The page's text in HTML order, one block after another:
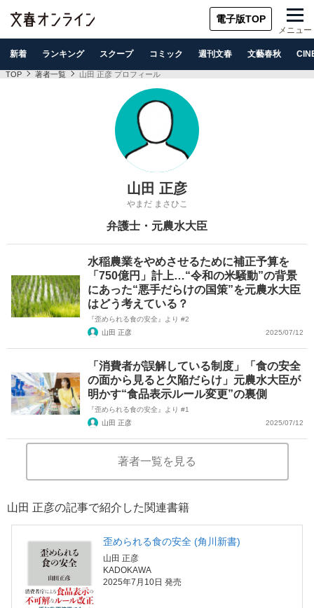
電子版TOP
メニュー
新着 ランキング スクープ コミック 週刊文春 文藝春秋
TOP 著者一覧 山田 正彦 プロフィール
山田 正彦
やまだ まさひこ
弁護士・元農水大臣
水稲農業をやめさせるために補正予算を
「750億円」計上…“令和の米騒動”の背景
にあった“悪手だらけの国策”を元農水大臣
はどう考えている？
『歪められる食の安全』より #2
山田 正彦
2025/07/12
「消費者が誤解している制度」「食の安全
の面から見ると欠陥だらけ」元農水大臣が
明かす“食品表示ルール変更”の裏側
『歪められる食の安全』より #1
山田 正彦
2025/07/12
著者一覧を見る
山田 正彦の記事で紹介した関連書籍
歪められる食の安全 (角川新書)
山田 正彦
KADOKAWA
2025年7月10日 発売